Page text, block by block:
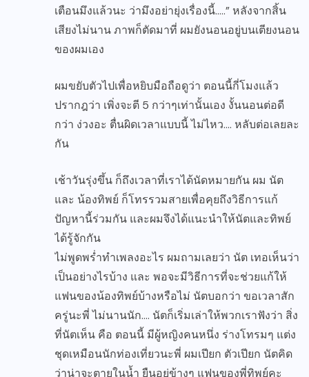
เตือนมึงแล้วนะ ว่ามึงอย่ายุ่งเรื่องนี้…..” หลังจากสิ้น
เสียงไม่นาน ภาพก็ตัดมาที่ ผมยังนอนอยู่บนเตียงนอน
ของผมเอง
ผมขยับตัวไปเพื่อหยิบมือถือดูว่า ตอนนี้กี่โมงแล้ว
ปรากฎว่า เพิ่งจะตี 5 กว่าๆเท่านั้นเอง งั้นนอนต่อดี
กว่า ง่วงอะ ตื่นผิดเวลาแบบนี้ ไม่ไหว…. หลับต่อเลยละ
กัน
เช้าวันรุ่งขึ้น ก็ถึงเวลาที่เราได้นัดหมายกัน ผม นัต
และ น้องทิพย์ ก็โทรรวมสายเพื่อคุยถึงวิธีการแก้
ปัญหานี้ร่วมกัน และผมจึงได้แนะนำให้นัตและทิพย์
ได้รู้จักกัน
ไม่พูดพร่ำทำเพลงอะไร ผมถามเลยว่า นัต เทอเห็นว่า
เป็นอย่างไรบ้าง และ พอจะมีวิธีการที่จะช่วยแก้ให้
แฟนของน้องทิพย์บ้างหรือไม่ นัตบอกว่า ขอเวลาสัก
ครู่นะพี่ ไม่นานนัก…. นัตก็เริ่มเล่าให้พวกเราฟังว่า สิ่ง
ที่นัตเห็น คือ ตอนนี้ มีผู้หญิงคนหนึ่ง ร่างโทรมๆ แต่ง
ชุดเหมือนนักท่องเที่ยวนะพี่ ผมเปียก ตัวเปียก นัตคิด
ว่าน่าจะตายในน้ำ ยืนอยู่ข้างๆ แฟนของพี่ทิพย์คะ